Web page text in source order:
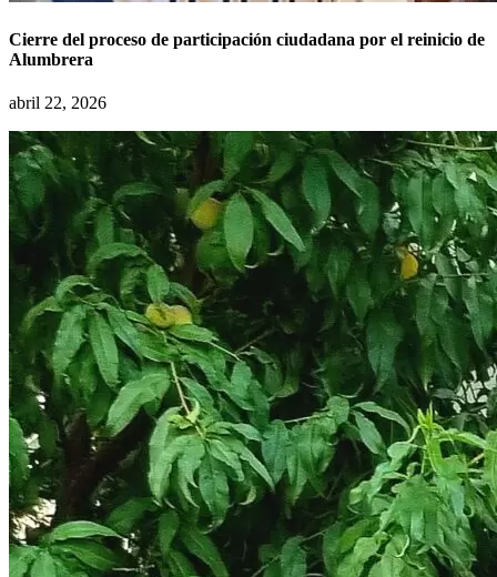
Cierre del proceso de participación ciudadana por el reinicio de
Alumbrera
abril 22, 2026